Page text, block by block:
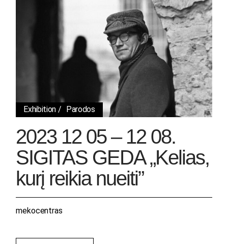
Exhibition Parodos
2023 12 05 – 12 08.
SIGITAS GEDA „Kelias,
kurį reikia nueiti”
mekocentras